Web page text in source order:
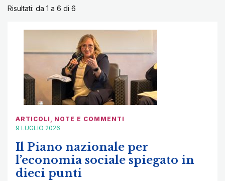
Risultati: da 1 a 6 di 6
ARTICOLI , NOTE E COMMENTI
9 LUGLIO 2026
Il Piano nazionale per
l’economia sociale spiegato in
dieci punti